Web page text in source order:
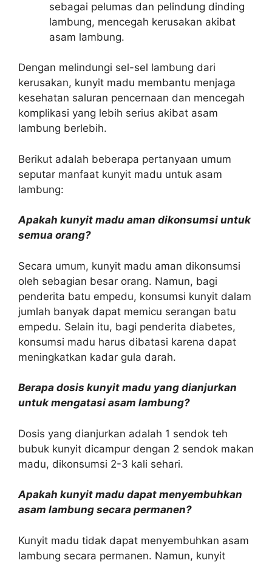
sebagai pelumas dan pelindung dinding
lambung, mencegah kerusakan akibat
asam lambung.
Dengan melindungi sel-sel lambung dari
kerusakan, kunyit madu membantu menjaga
kesehatan saluran pencernaan dan mencegah
komplikasi yang lebih serius akibat asam
lambung berlebih.
Berikut adalah beberapa pertanyaan umum
seputar manfaat kunyit madu untuk asam
lambung:
Apakah kunyit madu aman dikonsumsi untuk
semua orang?
Secara umum, kunyit madu aman dikonsumsi
oleh sebagian besar orang. Namun, bagi
penderita batu empedu, konsumsi kunyit dalam
jumlah banyak dapat memicu serangan batu
empedu. Selain itu, bagi penderita diabetes,
konsumsi madu harus dibatasi karena dapat
meningkatkan kadar gula darah.
Berapa dosis kunyit madu yang dianjurkan
untuk mengatasi asam lambung?
Dosis yang dianjurkan adalah 1 sendok teh
bubuk kunyit dicampur dengan 2 sendok makan
madu, dikonsumsi 2-3 kali sehari.
Apakah kunyit madu dapat menyembuhkan
asam lambung secara permanen?
Kunyit madu tidak dapat menyembuhkan asam
lambung secara permanen. Namun, kunyit